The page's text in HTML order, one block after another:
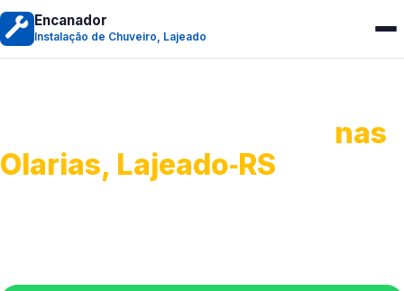
Encanador
Instalação de Chuveiro, Lajeado
nas
Olarias, Lajeado‑RS